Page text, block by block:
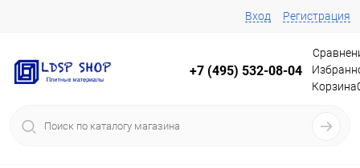
Вход Регистрация
+7 (495) 532-08-04
Корзина